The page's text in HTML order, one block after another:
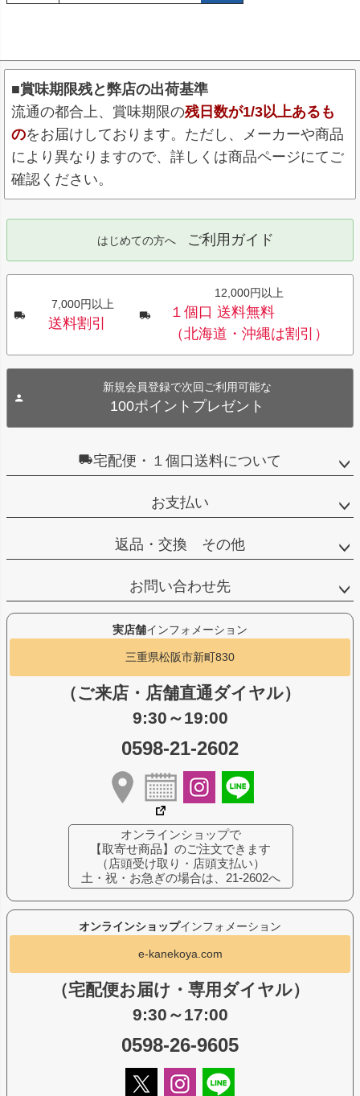
■賞味期限残と弊店の出荷基準
流通の都合上、賞味期限の残日数が1/3以上あるも
のをお届けしております。ただし、メーカーや商品
により異なりますので、詳しくは商品ページにてご
確認ください。
はじめての方へ ご利用ガイド
7,000円以上
送料割引
12,000円以上
１個口 送料無料
（北海道・沖縄は割引）
新規会員登録で次回ご利用可能な
100ポイントプレゼント
宅配便・１個口送料について
お支払い
返品・交換 その他
お問い合わせ先
オンラインショップインフォメーション
e-kanekoya.com
（宅配便お届け・専用ダイヤル）
9:30～17:00
0598-26-9605
実店舗インフォメーション
三重県松阪市新町830
（ご来店・店舗直通ダイヤル）
9:30～19:00
0598-21-2602
オンラインショップで
【取寄せ商品】のご注文できます
（店頭受け取り・店頭支払い）
土・祝・お急ぎの場合は、21-2602へ